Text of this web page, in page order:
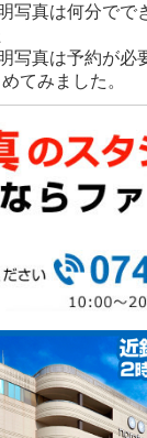
写真は何分でで
写真は予約が必
てみました。